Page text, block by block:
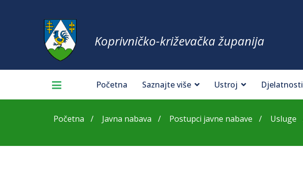
Koprivničko-križevačka županija
Početna Saznajte više Ustroj Djelatnosti
Početna Javna nabava Postupci javne nabave Usluge